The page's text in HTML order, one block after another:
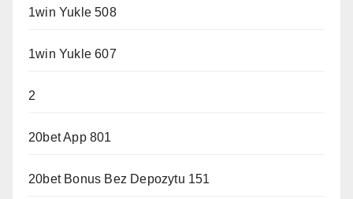
1win Yukle 508
1win Yukle 607
2
20bet App 801
20bet Bonus Bez Depozytu 151